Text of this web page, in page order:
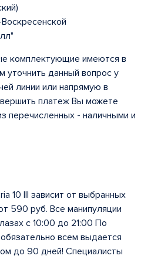
комплектующие имеются в
уточнить данный вопрос у
линии или напрямую в
платеж Вы можете
перечисленных - наличными и
10 III зависит от выбранных
590 руб. Все манипуляции
с 10:00 до 21:00 По
всем выдается
до 90 дней! Специалисты